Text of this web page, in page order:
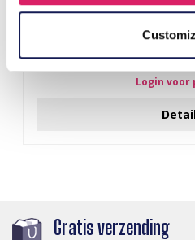
Login voor
Gratis verzending